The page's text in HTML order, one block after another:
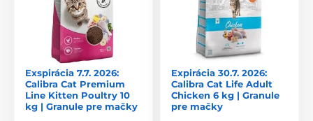
Exspirácia 7.7. 2026:
Calibra Cat Premium
Line Kitten Poultry 10
kg | Granule pre mačky
Expirácia 30.7. 2026:
Calibra Cat Life Adult
Chicken 6 kg | Granule
pre mačky